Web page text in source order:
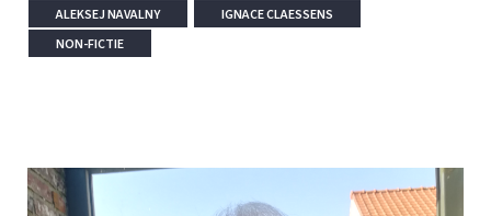
ALEKSEJ NAVALNY
IGNACE CLAESSENS
NON-FICTIE